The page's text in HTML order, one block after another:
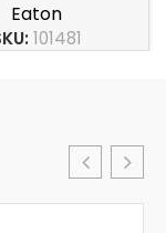
Eaton
101481